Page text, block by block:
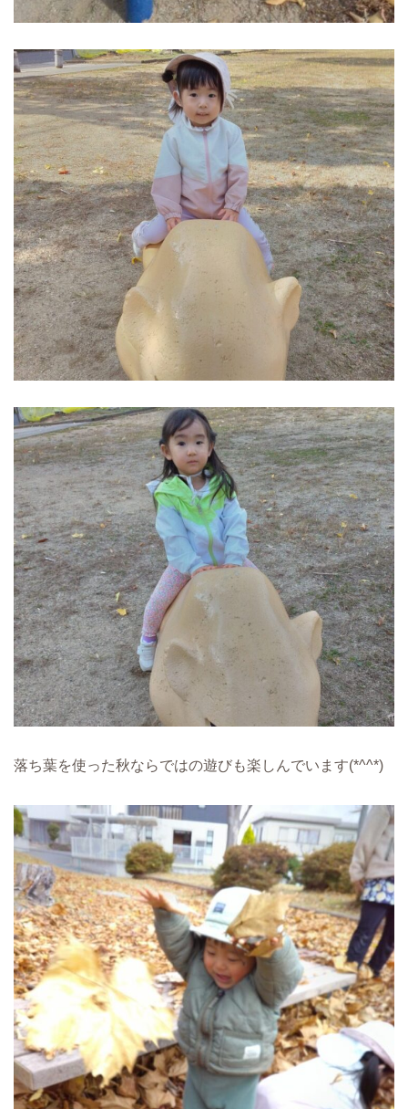
落ち葉を使った秋ならではの遊びも楽しんでいます(*^^*)